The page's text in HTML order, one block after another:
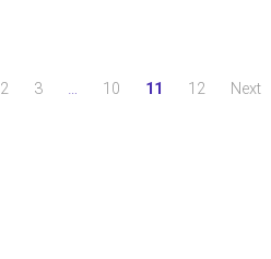
2 3 … 10 11 12 Next